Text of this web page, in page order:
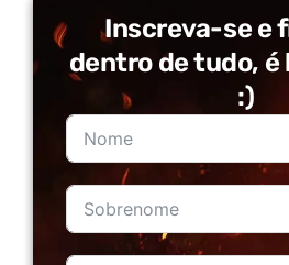
Inscreva-se e
dentro de tudo, é
:)